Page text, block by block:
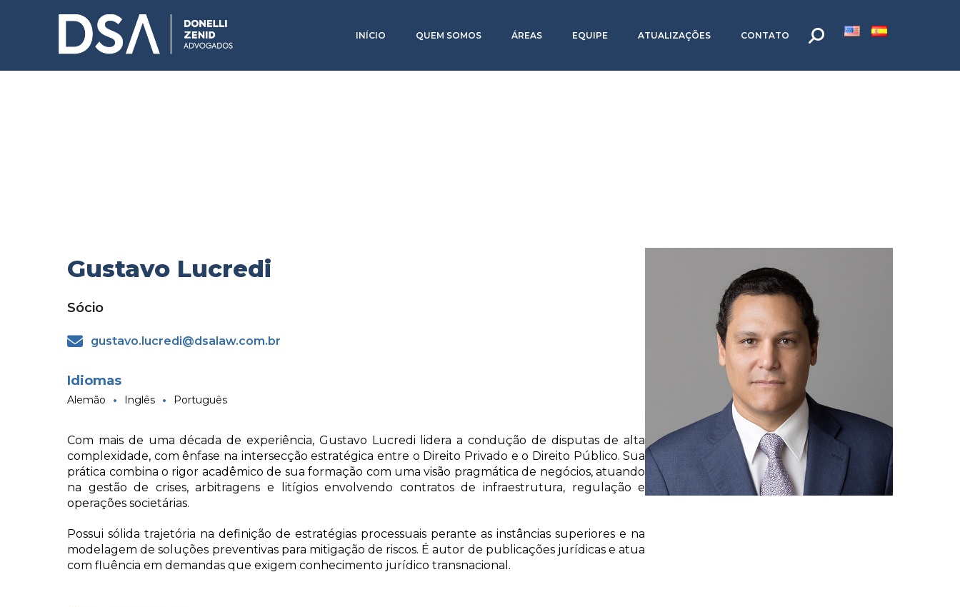
INÍCIO QUEM SOMOS ÁREAS EQUIPE ATUALIZAÇÕES CONTATO
EQUIPE
Gustavo Lucredi
Sócio
gustavo.lucredi@dsalaw.com.br
Idiomas
Alemão Inglês Português
Com mais de uma década de experiência, Gustavo Lucredi lidera a condução de disputas de alta
complexidade, com ênfase na intersecção estratégica entre o Direito Privado e o Direito Público. Sua
prática combina o rigor acadêmico de sua formação com uma visão pragmática de negócios, atuando
na gestão de crises, arbitragens e litígios envolvendo contratos de infraestrutura, regulação e
operações societárias.
Possui sólida trajetória na definição de estratégias processuais perante as instâncias superiores e na
modelagem de soluções preventivas para mitigação de riscos. É autor de publicações jurídicas e atua
com fluência em demandas que exigem conhecimento jurídico transnacional.